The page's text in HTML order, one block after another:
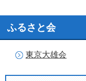
ふるさと会
東京大雄会